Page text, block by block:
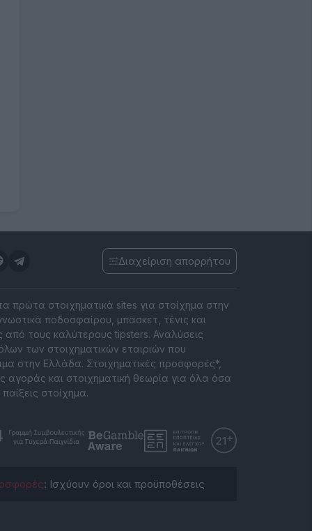
Διαχείριση απορρήτου
πρώτα στοιχηματικά sites για στοίχημα στην
ποδοσφαίρου, μπάσκετ, τένις και
από τους καλύτερους tipsters. Αναλύσεις
των στοιχηματικών εταιριών που
στην Ελλάδα. Στοιχηματικές προσφορές*,
αγοράς και στοιχηματική θεωρία για όλα όσα
στοίχημα.
: Ισχύουν όροι και προϋποθέσεις